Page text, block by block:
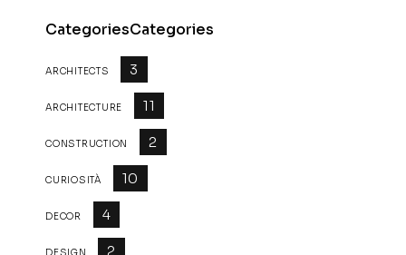
CategoriesCategories
ARCHITECTS 3
ARCHITECTURE 11
CONSTRUCTION 2
CURIOSITÀ 10
DECOR 4
DESIGN 2